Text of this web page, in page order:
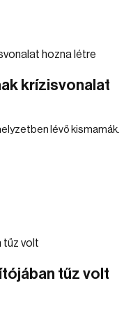
krízisvonalat
lévő kismamák.
tűz volt